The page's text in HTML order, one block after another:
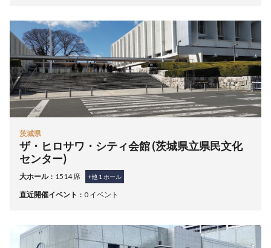
茨城県
ザ・ヒロサワ・シティ会館 (茨城県立県民文化
センター)
大ホール 1514 席 +他 1 ホール
直近開催イベント 0 イベント